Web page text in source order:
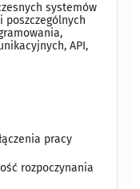
systemów
API,
pracy
rozpoczynania